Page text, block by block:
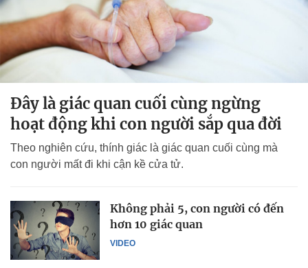
Đây là giác quan cuối cùng ngừng
hoạt động khi con người sắp qua đời
Theo nghiên cứu, thính giác là giác quan cuối cùng mà
con người mất đi khi cận kề cửa tử.
VIDEO
Không phải 5, con người có đến
hơn 10 giác quan